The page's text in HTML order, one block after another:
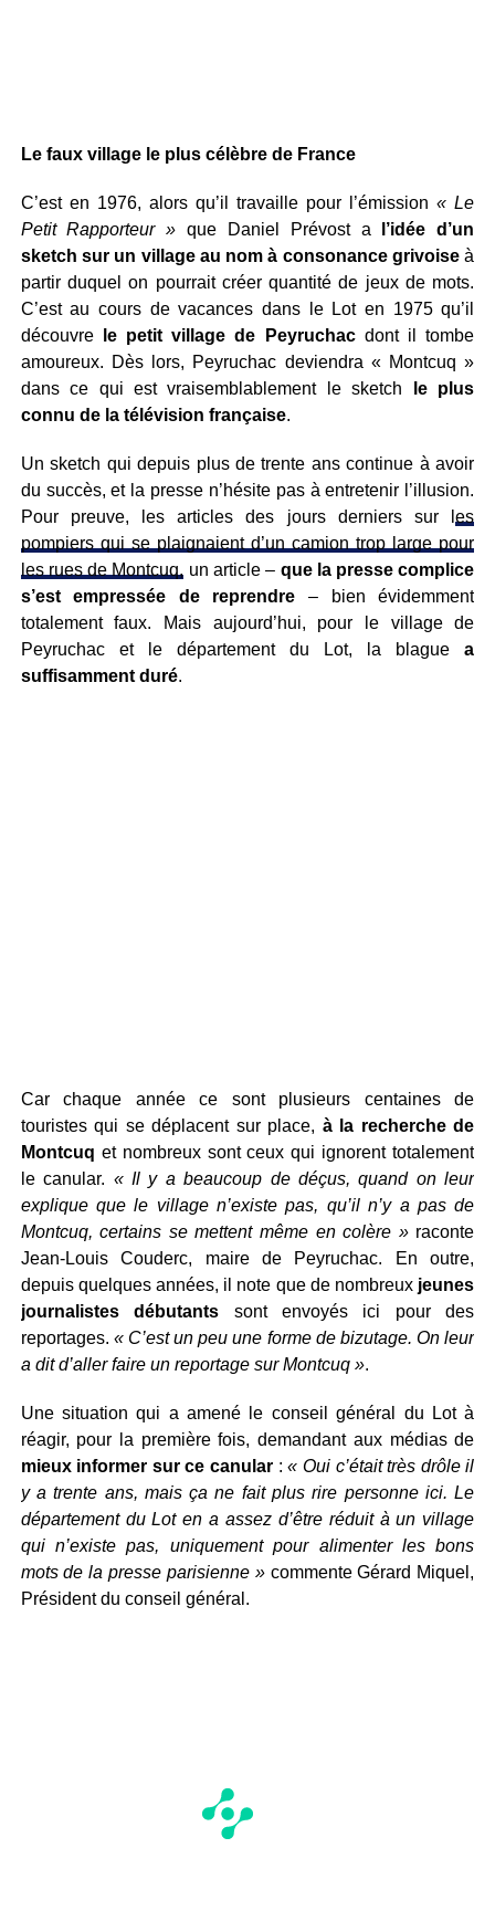
Le faux village le plus célèbre de France
C’est en 1976, alors qu’il travaille pour l’émission« Le
Petit Rapporteur » que Daniel Prévost a l’idée d’un
sketch sur un village au nom à consonance grivoise à
partir duquel on pourrait créer quantité de jeux de mots.
C’est au cours de vacances dans le Lot en 1975 qu’il
découvrele petit village de Peyruchacdont il tombe
amoureux. Dès lors, Peyruchac deviendra « Montcuq »
dans ce qui est vraisemblablement le sketch
le plus
connu de la télévision française.
Un sketch qui depuis plus de trente ans continue à avoir
du succès, et la presse n’hésite pas à entretenir l’illusion.
Pour preuve, les articles des jours derniers sur les
pompiers qui se plaignaient d’un camion trop large pour
les rues de Montcuq, un article – que la presse complice
s’est empressée de reprendre– bien évidemment
totalement faux. Mais aujourd’hui, pour le village de
Peyruchac et le département du Lot, la blaguea
suffisamment duré.
Car chaque année ce sont plusieurs centaines de
touristes qui se déplacent sur place, à la recherche de
Montcuq et nombreux sont ceux qui ignorent totalement
le canular. « Il y a beaucoup de déçus, quand on leur
explique que le village n’existe pas, qu’il n’y a pas de
Montcuq, certains se mettent même en colère »raconte
Jean-Louis Couderc, maire de Peyruchac. En outre,
depuis quelques années, il note que de nombreux jeunes
journalistes débutants sont envoyés ici pour des
reportages. « C’est un peu une forme de bizutage. On leur
a dit d’aller faire un reportage sur Montcuq ».
Une situation qui a amené le conseil général du Lot à
réagir, pour la première fois, demandant aux médias de
mieux informer sur ce canular : « Oui c’était très drôle il
y a trente ans, mais ça ne fait plus rire personne ici. Le
département du Lot en a assez d’être réduit à un village
qui n’existe pas, uniquement pour alimenter les bons
mots de la presse parisienne »commente Gérard Miquel,
Président du conseil général.